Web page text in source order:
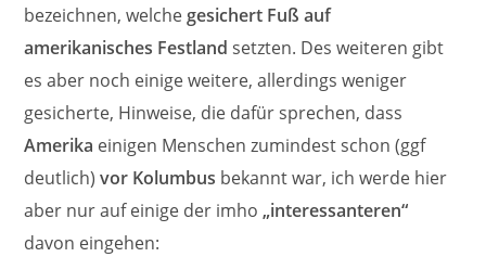
bezeichnen, welche gesichert Fuß auf
amerikanisches Festlandsetzten. Des weiteren gibt
es aber noch einige weitere, allerdings weniger
gesicherte, Hinweise, die dafür sprechen, dass
Amerika einigen Menschen zumindest schon (ggf
deutlich)vor Kolumbus bekannt war, ich werde hier
aber nur auf einige der imho„interessanteren“
davon eingehen: